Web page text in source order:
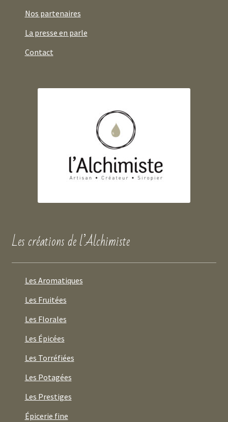
Nos partenaires
La presse en parle
Contact
Les créations de l’Alchimiste
Les Aromatiques
Les Fruitées
Les Florales
Les Épicées
Les Torréfiées
Les Potagées
Les Prestiges
Épicerie fine